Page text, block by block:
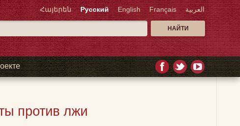
Հայերեն Русский English Français العربية
против лжи